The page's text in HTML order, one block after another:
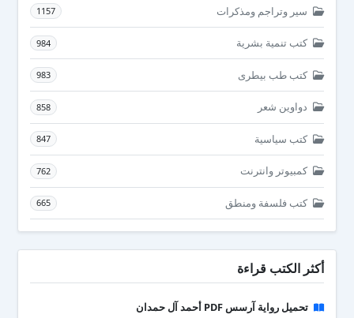
سير وتراجم ومذكرات 1157
كتب تنمية بشرية 984
كتب طب بيطرى 983
دواوين شعر 858
كتب سياسية 847
كمبيوتر وانترنت 762
كتب فلسفة ومنطق 665
أكثر الكتب قراءة
تحميل رواية آرسس PDF أحمد آل حمدان